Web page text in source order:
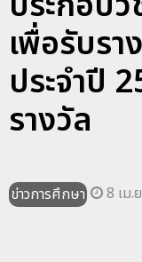
เพื่อรับร
ประจำปี
รางวัล
ข่าวการศึกษา 8 เม.